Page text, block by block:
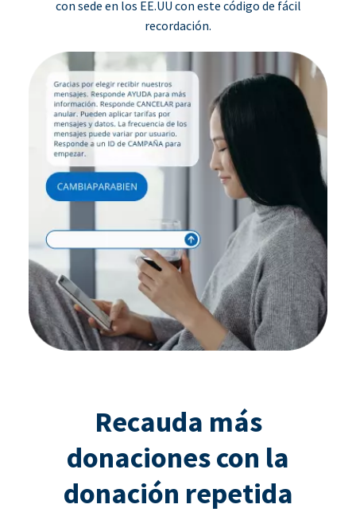
con sede en los EE.UU con este código de fácil
recordación.
Recauda más
donaciones con la
donación repetida